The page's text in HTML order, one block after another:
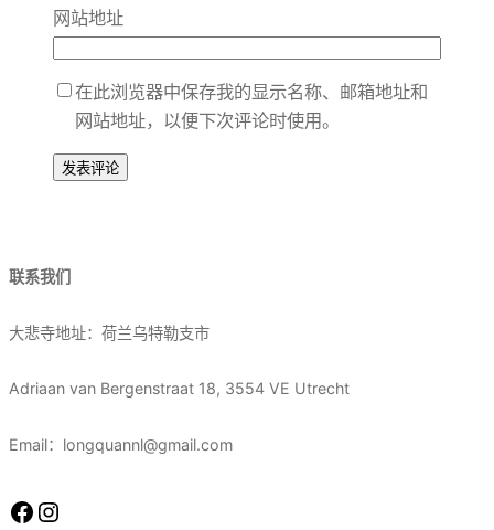
网站地址
在此浏览器中保存我的显示名称、邮箱地址和
网站地址，以便下次评论时使用。
联系我们
大悲寺地址：荷兰乌特勒支市
Adriaan van Bergenstraat 18, 3554 VE Utrecht
Email：longquannl@gmail.com
Facebook Instagram